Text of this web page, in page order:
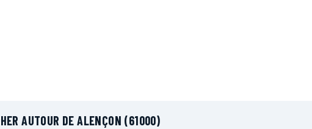
AUTOUR DE ALENÇON (61000)